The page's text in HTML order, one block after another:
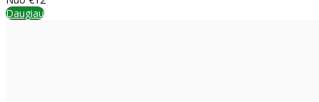
Daugiau